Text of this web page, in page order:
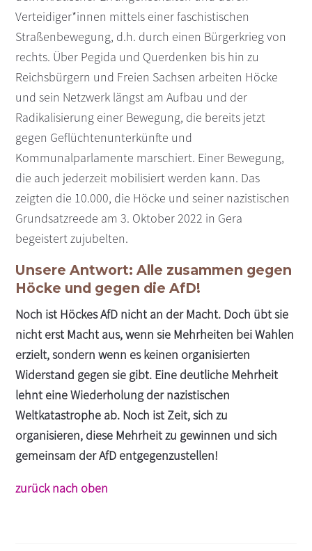
Verteidiger*innen mittels einer faschistischen
Straßenbewegung, d.h. durch einen Bürgerkrieg von
rechts. Über Pegida und Querdenken bis hin zu
Reichsbürgern und Freien Sachsen arbeiten Höcke
und sein Netzwerk längst am Aufbau und der
Radikalisierung einer Bewegung, die bereits jetzt
gegen Geflüchtenunterkünfte und
Kommunalparlamente marschiert. Einer Bewegung,
die auch jederzeit mobilisiert werden kann. Das
zeigten die 10.000, die Höcke und seiner nazistischen
Grundsatzreede am 3. Oktober 2022 in Gera
begeistert zujubelten.
Unsere Antwort: Alle zusammen gegen
Höcke und gegen die AfD!
Noch ist Höckes AfD nicht an der Macht. Doch übt sie
nicht erst Macht aus, wenn sie Mehrheiten bei Wahlen
erzielt, sondern wenn es keinen organisierten
Widerstand gegen sie gibt. Eine deutliche Mehrheit
lehnt eine Wiederholung der nazistischen
Weltkatastrophe ab. Noch ist Zeit, sich zu
organisieren, diese Mehrheit zu gewinnen und sich
gemeinsam der AfD entgegenzustellen!
zurück nach oben